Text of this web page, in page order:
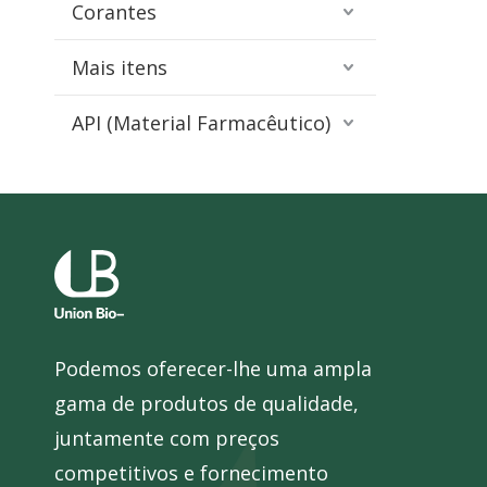
Corantes
Mais itens
API (Material Farmacêutico)
Podemos oferecer-lhe uma ampla
gama de produtos de qualidade,
juntamente com preços
competitivos e fornecimento